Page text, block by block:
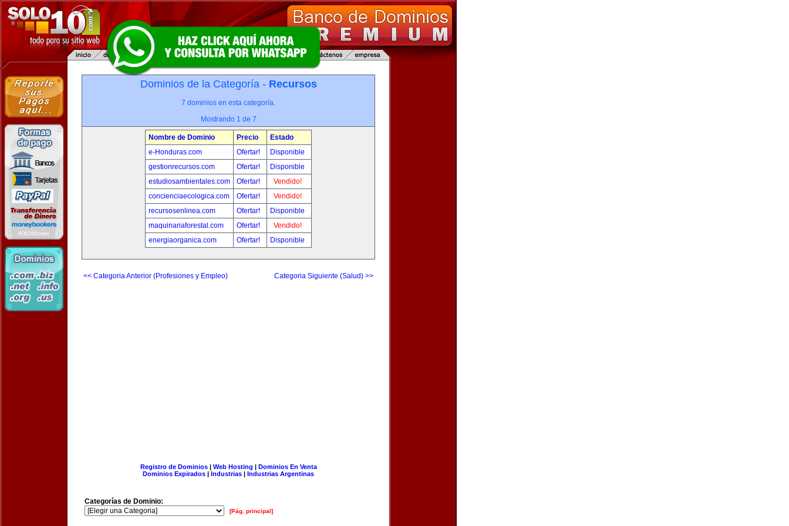
Dominios de la Categoría - Recursos
7 dominios en esta categoría.
Mostrando 1 de 7
Nombre de Dominio Precio
Estado
e-Honduras.com
Ofertar!
Disponible
gestionrecursos.com
Ofertar!
Disponible
estudiosambientales.com
Ofertar!
Vendido!
concienciaecologica.com
Ofertar!
Vendido!
recursosenlinea.com
Ofertar!
Disponible
maquinariaforestal.com
Ofertar!
Vendido!
energiaorganica.com
Ofertar! Disponible
<< Categoria Anterior (Profesiones y Empleo) Categoria Siguiente (Salud) >>
Registro de Dominios| Web Hosting | Dominios En Venta
Dominios Expirados | Industrias | Industrias Argentinas
Categorías de Dominio:
[Pág. principal]